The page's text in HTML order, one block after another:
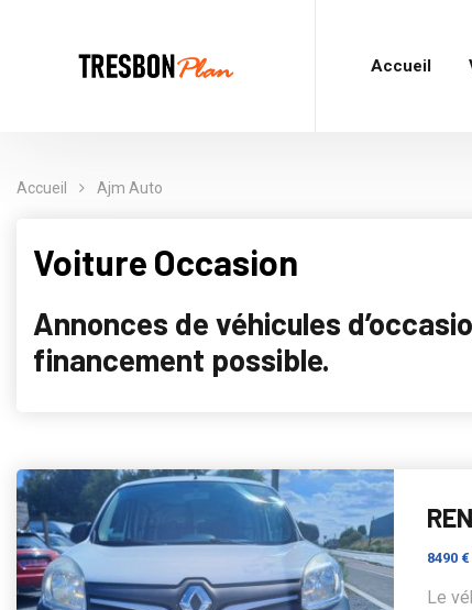
Accueil
Accueil Ajm Auto
Voiture Occasion
Annonces de véhicules
financement possible.
8490 €
Le